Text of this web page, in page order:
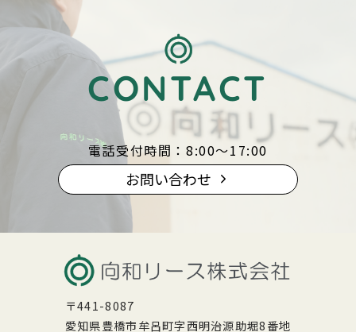
CONTACT
電話受付時間：8:00〜17:00
お問い合わせ
〒441-8087
愛知県豊橋市牟呂町字西明治源助堀8番地